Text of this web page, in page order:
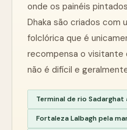
onde os painéis
Dhaka são criados com
folclórica que é
recompensa o visitante
não é difícil e
Terminal de rio
Fortaleza Lalbagh pela